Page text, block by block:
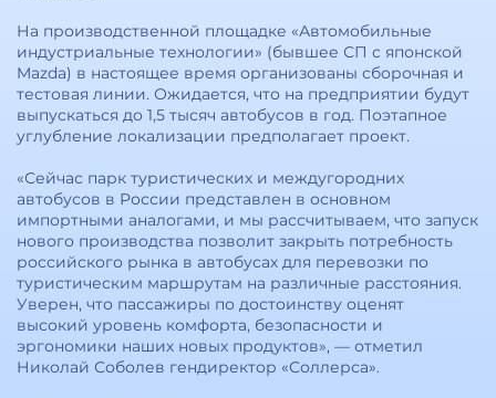
На производственной площадке «Автомобильные
индустриальные технологии» (бывшее СП с японской
Mazda) в настоящее время организованы сборочная и
тестовая линии. Ожидается, что на предприятии будут
выпускаться до 1,5 тысяч автобусов в год. Поэтапное
углубление локализации предполагает проект.
«Сейчас парк туристических и междугородних
автобусов в России представлен в основном
импортными аналогами, и мы рассчитываем, что запуск
нового производства позволит закрыть потребность
российского рынка в автобусах для перевозки по
туристическим маршрутам на различные расстояния.
Уверен, что пассажиры по достоинству оценят
высокий уровень комфорта, безопасности и
эргономики наших новых продуктов», — отметил
Николай Соболев гендиректор «Соллерса».